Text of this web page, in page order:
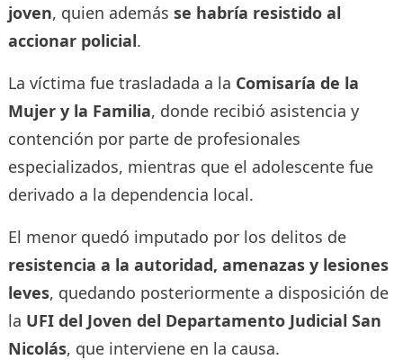
joven, quien además se habría resistido al
accionar policial.
La víctima fue trasladada a la Comisaría de la
Mujer y la Familia, donde recibió asistencia y
contención por parte de profesionales
especializados, mientras que el adolescente fue
derivado a la dependencia local.
El menor quedó imputado por los delitos de
resistencia a la autoridad, amenazas y lesiones
leves, quedando posteriormente a disposición de
la UFI del Joven del Departamento Judicial San
Nicolás, que interviene en la causa.